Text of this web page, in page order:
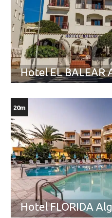
Hotel EL BALEAR
Hotel FLORIDA
20m